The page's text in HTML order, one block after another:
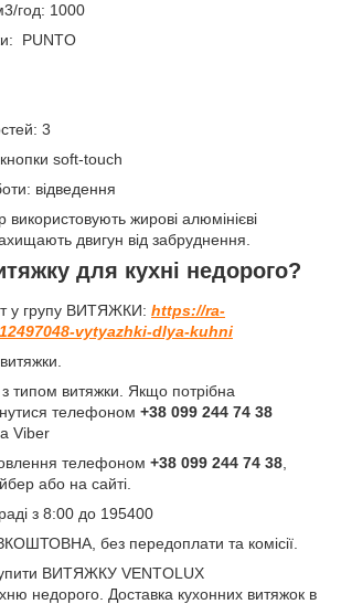
год: 1000
PUNTO
3
soft-touch
відведення
використовують жирові алюмінієві
двигун від забруднення.
для кухні недорого?
у групу ВИТЯЖКИ: https://ra-
vytyazhki-dlya-kuhni
типом витяжки. Якщо потрібна
телефоном +38 099 244 74 38
Viber
телефоном +38 099 244 74 38
або на сайті.
з 8:00 до 195400
без передоплати та комісії.
ВИТЯЖКУ VENTOLUX
недорого. Доставка кухонних витяжок в